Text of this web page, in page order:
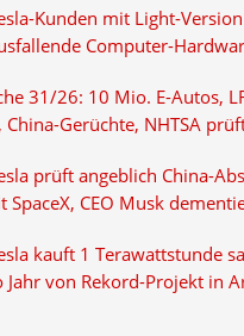
Kunden mit Light-Version
Computer-
31/26: 10 Mio. E-Autos,
China-Gerüchte, NHTSA
prüft angeblich China-
SpaceX, CEO Musk
kauft 1 Terawattstunde
Jahr von Rekord-Projekt in